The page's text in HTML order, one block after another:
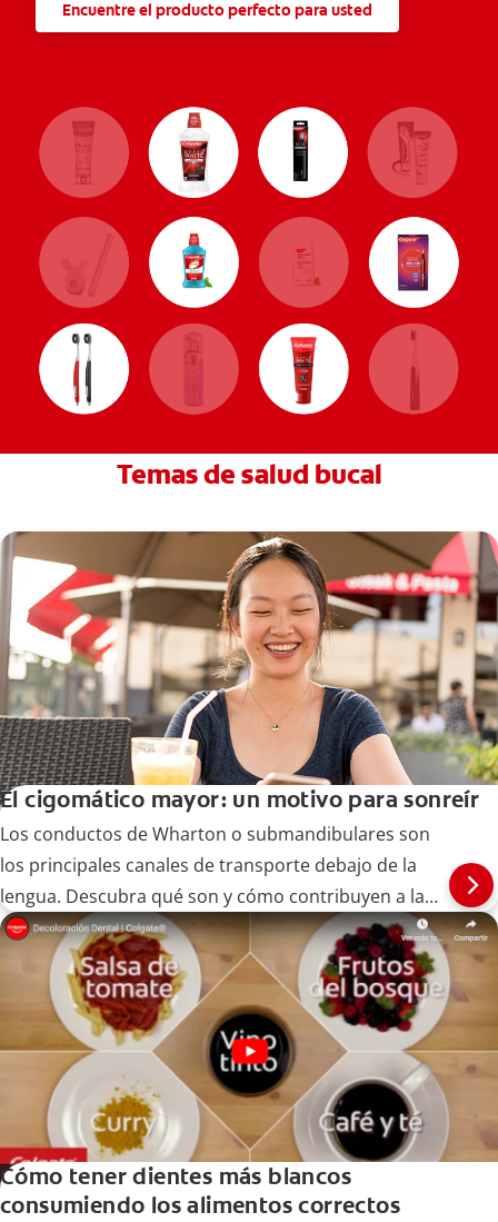
Encuentre el producto perfecto para usted
Temas de salud bucal
El cigomático mayor: un motivo para sonreír
Los conductos de Wharton o submandibulares son
los principales canales de transporte debajo de la
lengua. Descubra qué son y cómo contribuyen a la
salud bucal.
Cómo tener dientes más blancos
consumiendo los alimentos correctos